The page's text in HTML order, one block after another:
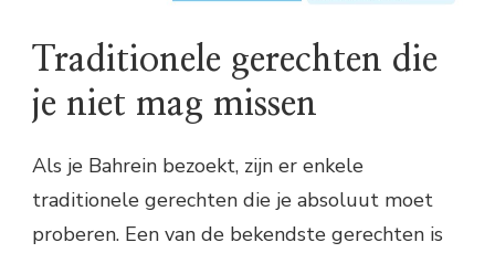
Traditionele gerechten die
je niet mag missen
Als je Bahrein bezoekt, zijn er enkele
traditionele gerechten die je absoluut moet
proberen. Een van de bekendste gerechten is